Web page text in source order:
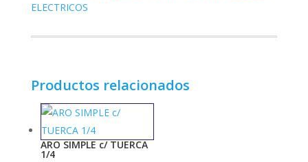
ELECTRICOS
Productos relacionados
ARO SIMPLE c/ TUERCA
1/4